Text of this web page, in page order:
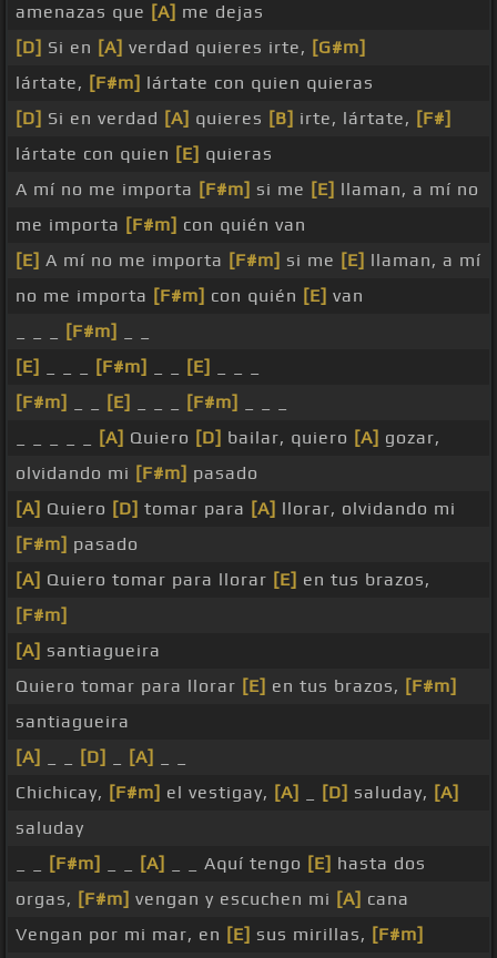
amenazas que [A] me dejas
[D] Si en [A] verdad quieres irte, [G#m]
lártate, [F#m] lártate con quien quieras
[D] Si en verdad [A] quieres [B] irte, lártate, [F#]
lártate con quien [E] quieras
A mí no me importa [F#m] si me [E] llaman, a mí no
me importa [F#m] con quién van
[E] A mí no me importa [F#m] si me [E] llaman, a mí
no me importa [F#m] con quién [E] van
[F#m]
[E]
[F#m] [E]
[F#m]
[E] [F#m]
[A] Quiero [D] bailar, quiero [A] gozar,
olvidando mi [F#m] pasado
[A] Quiero [D] tomar para [A] llorar, olvidando mi
[F#m] pasado
[A] Quiero tomar para llorar [E] en tus brazos,
[F#m]
[A] santiagueira
Quiero tomar para llorar [E] en tus brazos, [F#m]
santiagueira
[A]
[D] [A]
Chichicay, [F#m] el vestigay, [A] [D] saluday, [A]
saluday
[F#m] [A] _ _ Aquí tengo [E] hasta dos
orgas, [F#m] vengan y escuchen mi [A] cana
Vengan por mi mar, en [E] sus mirillas, [F#m]